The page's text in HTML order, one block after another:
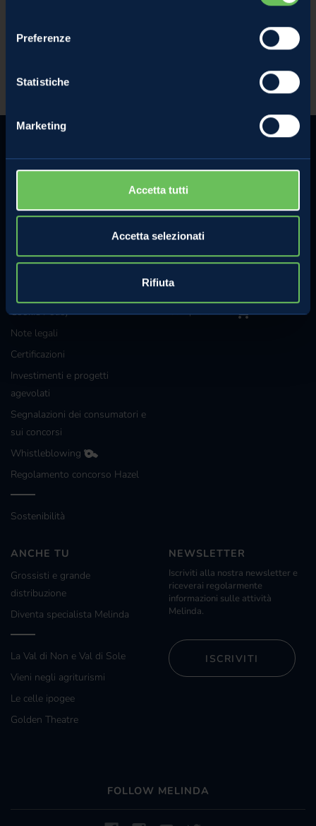
Preferenze
Statistiche
Marketing
Accetta tutti
Accetta selezionati
Rifiuta
Strudel di Mele Renetta by Philippe Chini
Contatti
Cookie Policy
Note legali
Certificazioni
Investimenti e progetti
agevolati
Segnalazioni dei consumatori e
sui concorsi
Whistleblowing
Regolamento concorso Hazel
Sostenibilità
Lo strudel perfetto
Compra online
ANCHE TU
Grossisti e grande
distribuzione
Diventa specialista Melinda
La Val di Non e Val di Sole
Vieni negli agriturismi
Le celle ipogee
Golden Theatre
NEWSLETTER
Iscriviti alla nostra newsletter e
riceverai regolarmente
informazioni sulle attività
Melinda.
ISCRIVITI
FOLLOW MELINDA